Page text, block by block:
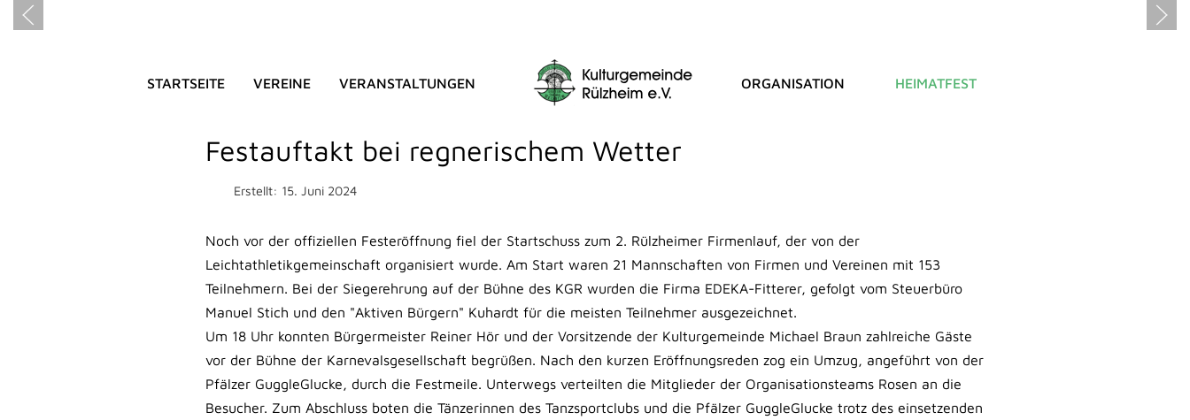
STARTSEITE VEREINE VERANSTALTUNGEN ORGANISATION HEIMATFEST
HEIMATFEST BLOG
Festauftakt bei regnerischem Wetter
Erstellt: 15. Juni 2024
Noch vor der offiziellen Festeröffnung fiel der Startschuss zum 2. Rülzheimer Firmenlauf, der von der
Leichtathletikgemeinschaft organisiert wurde. Am Start waren 21 Mannschaften von Firmen und Vereinen mit 153
Teilnehmern. Bei der Siegerehrung auf der Bühne des KGR wurden die Firma EDEKA-Fitterer, gefolgt vom Steuerbüro
Manuel Stich und den "Aktiven Bürgern" Kuhardt für die meisten Teilnehmer ausgezeichnet.
Um 18 Uhr konnten Bürgermeister Reiner Hör und der Vorsitzende der Kulturgemeinde Michael Braun zahlreiche Gäste
vor der Bühne der Karnevalsgesellschaft begrüßen. Nach den kurzen Eröffnungsreden zog ein Umzug, angeführt von der
Pfälzer GuggleGlucke, durch die Festmeile. Unterwegs verteilten die Mitglieder der Organisationsteams Rosen an die
Besucher. Zum Abschluss boten die Tänzerinnen des Tanzsportclubs und die Pfälzer GuggleGlucke trotz des einsetzenden